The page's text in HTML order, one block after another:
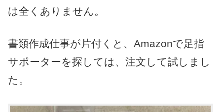
は全くありません。
書類作成仕事が片付くと、Amazonで足指
サポーターを探しては、注文して試しまし
た。